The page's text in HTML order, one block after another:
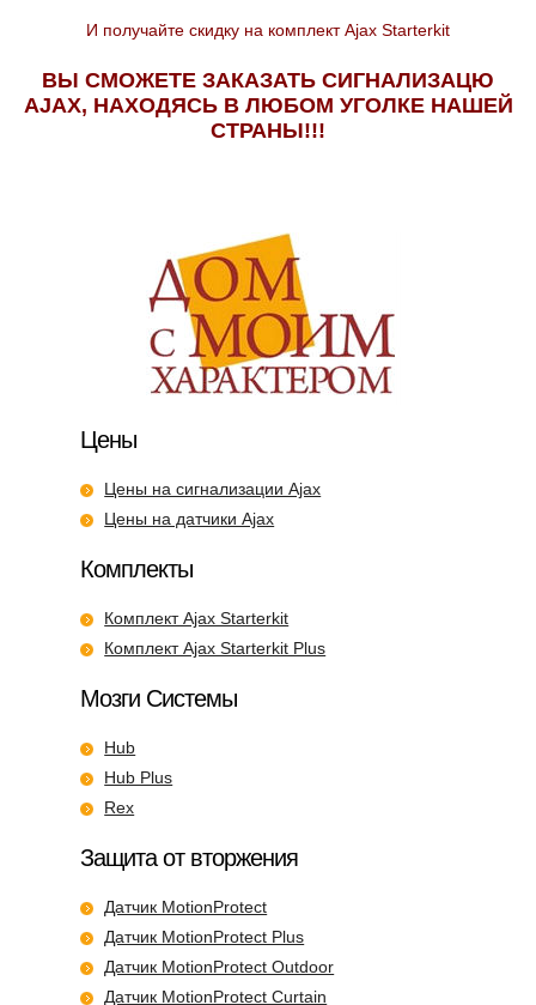
И получайте скидку на комплект Ajax Starterkit
ВЫ СМОЖЕТЕ ЗАКАЗАТЬ СИГНАЛИЗАЦЮ
AJAX, НАХОДЯСЬ В ЛЮБОМ УГОЛКЕ НАШЕЙ
СТРАНЫ!!!
Цены
Цены на сигнализации Ajax
Цены на датчики Ajax
Комплекты
Комплект Ajax Starterkit
Комплект Ajax Starterkit Plus
Мозги Системы
Hub
Hub Plus
Rex
Защита от вторжения
Датчик MotionProtect
Датчик MotionProtect Plus
Датчик MotionProtect Outdoor
Датчик MotionProtect Curtain